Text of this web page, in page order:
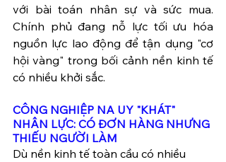
với bài toán nhân sự và sức mua.
Chính phủ đang nỗ lực tối ưu hóa
nguồn lực lao động để tận dụng "cơ
hội vàng" trong bối cảnh nền kinh tế
có nhiều khởi sắc.
CÔNG NGHIỆP NA UY "KHÁT"
NHÂN LỰC: CÓ ĐƠN HÀNG NHƯNG
THIẾU NGƯỜI LÀM
Dù nền kinh tế toàn cầu có nhiều